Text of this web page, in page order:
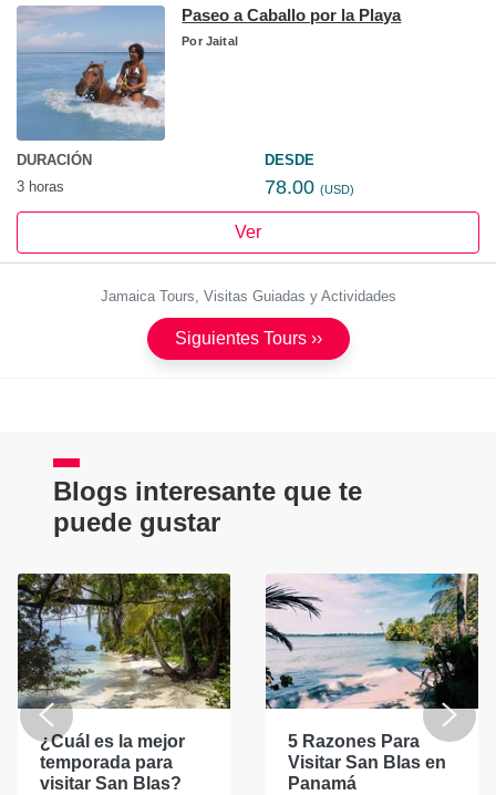
Paseo a Caballo por la Playa
PorJaital
DURACIÓN
3 horas
DESDE
78.00 (USD)
Ver
Jamaica Tours, Visitas Guiadas y Actividades
Siguientes Tours ››
Blogs interesante que te
puede gustar
¿Cuál es la mejor
temporada para
visitar San Blas?
5 Razones Para
Visitar San Blas en
Panamá